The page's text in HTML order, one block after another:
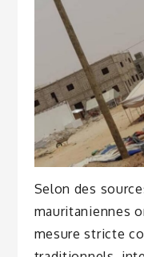
Selon des
mauritaniennes
mesure stricte